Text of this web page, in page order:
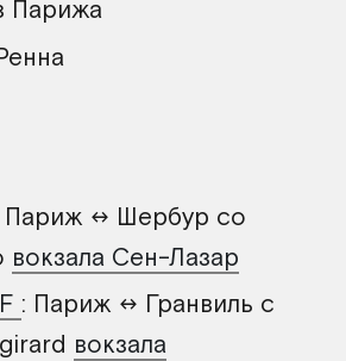
Парижа
Париж ↔ Шербур со
вокзала Сен-Лазар
: Париж ↔ Гранвиль с
вокзала